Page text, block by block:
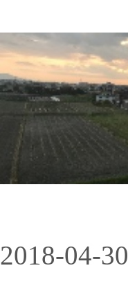
2018-04-30